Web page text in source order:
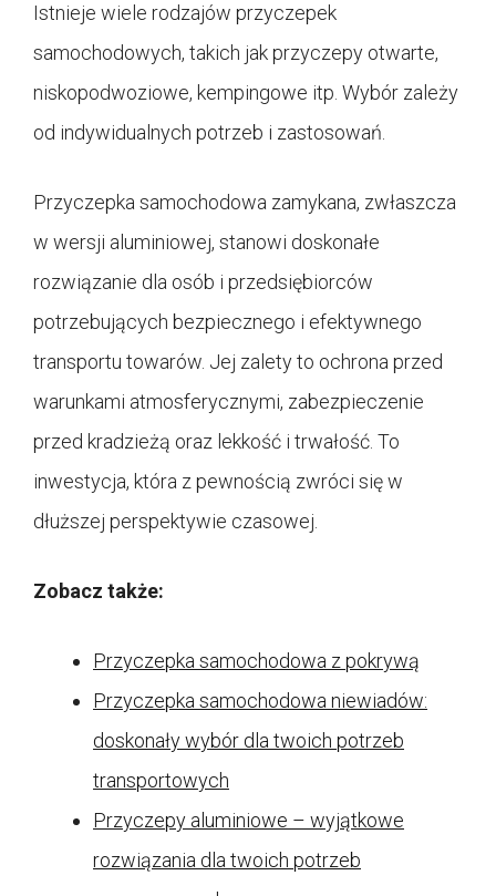
Istnieje wiele rodzajów przyczepek
samochodowych, takich jak przyczepy otwarte,
niskopodwoziowe, kempingowe itp. Wybór zależy
od indywidualnych potrzeb i zastosowań.
Przyczepka samochodowa zamykana, zwłaszcza
w wersji aluminiowej, stanowi doskonałe
rozwiązanie dla osób i przedsiębiorców
potrzebujących bezpiecznego i efektywnego
transportu towarów. Jej zalety to ochrona przed
warunkami atmosferycznymi, zabezpieczenie
przed kradzieżą oraz lekkość i trwałość. To
inwestycja, która z pewnością zwróci się w
dłuższej perspektywie czasowej.
Zobacz także:
Przyczepka samochodowa z pokrywą
Przyczepka samochodowa niewiadów:
doskonały wybór dla twoich potrzeb
transportowych
Przyczepy aluminiowe – wyjątkowe
rozwiązania dla twoich potrzeb